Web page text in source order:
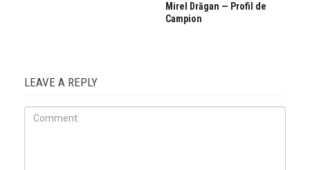
Mirel Drăgan — Profil de
Campion
LEAVE A REPLY